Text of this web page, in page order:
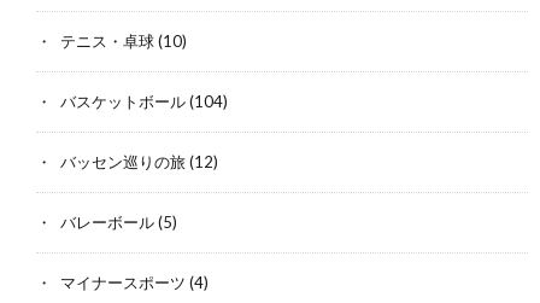
テニス・卓球(10)
バスケットボール(104)
バッセン巡りの旅(12)
バレーボール(5)
マイナースポーツ (4)